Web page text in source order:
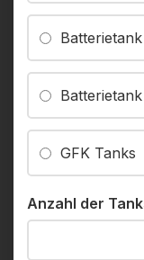
GFK Tanks
Anzahl der